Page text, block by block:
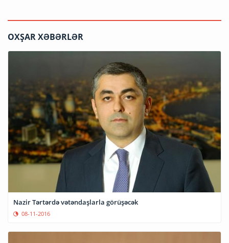
OXŞAR XƏBƏRLƏR
Nazir Tərtərdə vətəndaşlarla görüşəcək
08-11-2016